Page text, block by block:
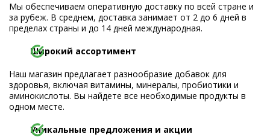
Мы обеспечиваем оперативную доставку по всей стране и
за рубеж. В среднем, доставка занимает от 2 до 6 дней в
пределах страны и до 14 дней международная.
Широкий ассортимент
Наш магазин предлагает разнообразие добавок для
здоровья, включая витамины, минералы, пробиотики и
аминокислоты. Вы найдете все необходимые продукты в
одном месте.
Уникальные предложения и акции